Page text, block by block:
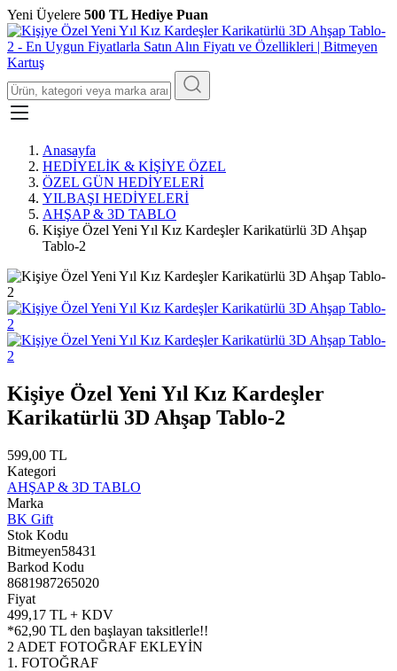
Yeni Üyelere 500 TL Hediye Puan
Anasayfa
HEDİYELİK & KİŞİYE ÖZEL
ÖZEL GÜN HEDİYELERİ
YILBAŞI HEDİYELERİ
AHŞAP & 3D TABLO
Kişiye Özel Yeni Yıl Kız Kardeşler Karikatürlü 3D Ahşap
Tablo-2
Kişiye Özel Yeni Yıl Kız Kardeşler
Karikatürlü 3D Ahşap Tablo-2
599,00 TL
Kategori
AHŞAP & 3D TABLO
Marka
BK Gift
Stok Kodu
Bitmeyen58431
Barkod Kodu
8681987265020
Fiyat
499,17 TL + KDV
*62,90 TL den başlayan taksitlerle!!
2 ADET FOTOĞRAF EKLEYİN
1. FOTOĞRAF